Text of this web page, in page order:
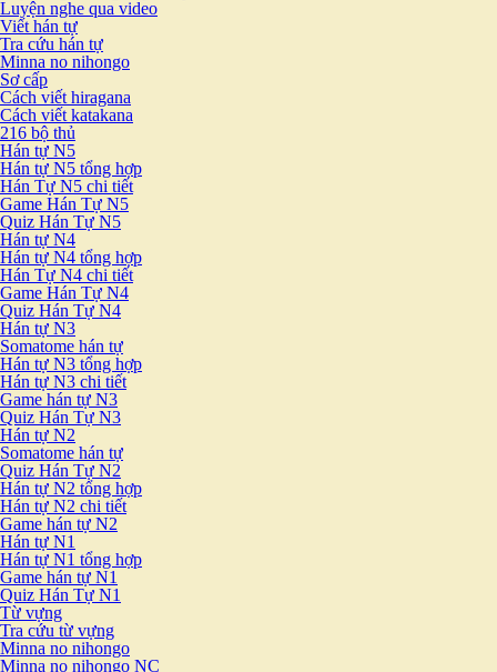
Luyện nghe qua video
Viết hán tự
Tra cứu hán tự
Minna no nihongo
Sơ cấp
Cách viết hiragana
Cách viết katakana
216 bộ thủ
Hán tự N5
Hán tự N5 tổng hợp
Hán Tự N5 chi tiết
Game Hán Tự N5
Quiz Hán Tự N5
Hán tự N4
Hán tự N4 tổng hợp
Hán Tự N4 chi tiết
Game Hán Tự N4
Quiz Hán Tự N4
Hán tự N3
Somatome hán tự
Hán tự N3 tổng hợp
Hán tự N3 chi tiết
Game hán tự N3
Quiz Hán Tự N3
Hán tự N2
Somatome hán tự
Quiz Hán Tự N2
Hán tự N2 tổng hợp
Hán tự N2 chi tiết
Game hán tự N2
Hán tự N1
Hán tự N1 tổng hợp
Game hán tự N1
Quiz Hán Tự N1
Từ vựng
Tra cứu từ vựng
Minna no nihongo
Minna no nihongo NC